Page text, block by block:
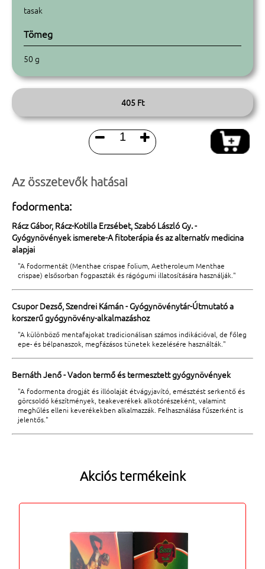
tasak
Tömeg
50 g
405 Ft
 
Az összetevők hatásai
fodormenta:
Rácz Gábor, Rácz-Kotilla Erzsébet, Szabó László Gy. -
Gyógynövények ismerete-A fitoterápia és az alternatív medicina
alapjai
"A fodormentát (Menthae crispae folium, Aetheroleum Menthae
crispae) elsősorban fogpaszták és rágógumi illatosítására használják."
Csupor Dezső, Szendrei Kámán - Gyógynövénytár-Útmutató a
korszerű gyógynövény-alkalmazáshoz
"A különböző mentafajokat tradicionálisan számos indikációval, de főleg
epe- és bélpanaszok, megfázásos tünetek kezelésére használták."
Bernáth Jenő - Vadon termő és termesztett gyógynövények
"A fodormenta drogját és illóolaját étvágyjavító, emésztést serkentő és
görcsoldó készítmények, teakeverékek alkotórészeként, valamint
meghűlés elleni keverékekben alkalmazzák. Felhasználása fűszerként is
jelentős."
Akciós termékeink